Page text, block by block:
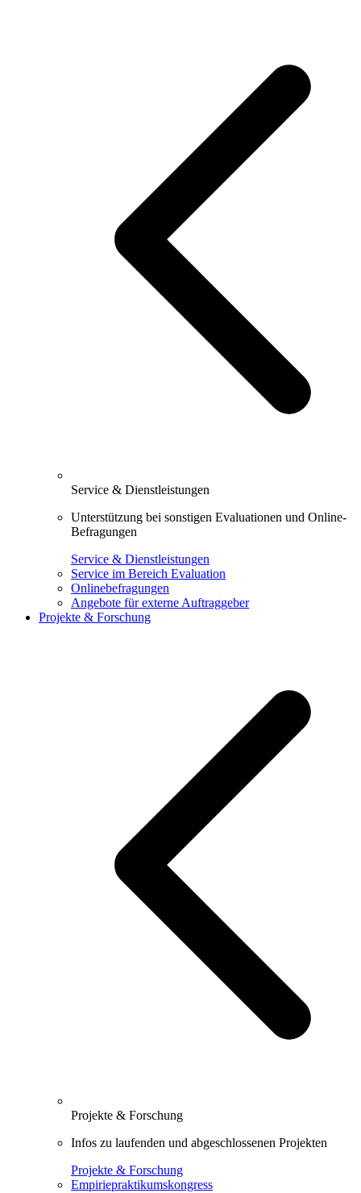
Service & Dienstleistungen
Unterstützung bei sonstigen Evaluationen und Online-
Befragungen
Service & Dienstleistungen
Service im Bereich Evaluation
Onlinebefragungen
Angebote für externe Auftraggeber
Projekte & Forschung
Projekte & Forschung
Infos zu laufenden und abgeschlossenen Projekten
Projekte & Forschung
Empiriepraktikumskongress